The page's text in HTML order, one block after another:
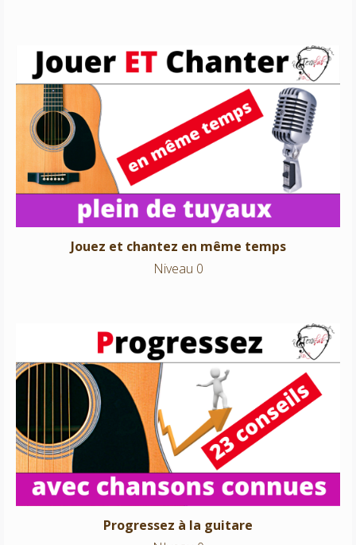
Jouez et chantez en même temps
Niveau 0
Jouez et chantez en même temps
Niveau 0
Progressez à la guitare
NIveau 0
Progressez à la guitare